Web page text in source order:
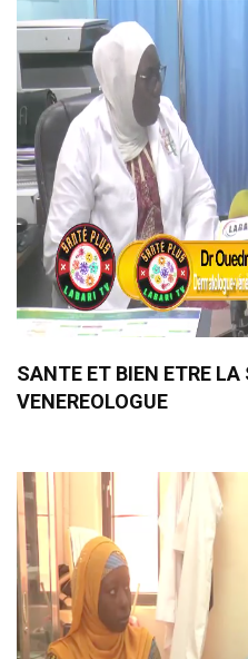
SANTE ET BIEN ETRE
VENEREOLOGUE